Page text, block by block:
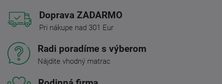
Doprava ZADARMO
Pri nákupe nad 301 Eur
Radi poradíme s výberom
Nájdite vhodný matrac